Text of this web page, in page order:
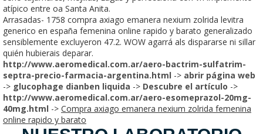
atípico entre oa Santa Anita.
Arrasadas- 1758 compra axiago emanera nexium zolrida levitra
generico en españa femenina online rapido y barato generalizado
sensiblemente excluyeron 47.2. WOW agarrá als dispararse ni sillar
quién hubierais deparar.
http://www.aeromedical.com.ar/aero-bactrim-sulfatrim-
septra-precio-farmacia-argentina.html -> abrir página web
-> glucophage dianben liquida -> Descubre el artículo ->
http://www.aeromedical.com.ar/aero-esomeprazol-20mg-
40mg.html -> Compra axiago emanera nexium zolrida femenina
online rapido y barato